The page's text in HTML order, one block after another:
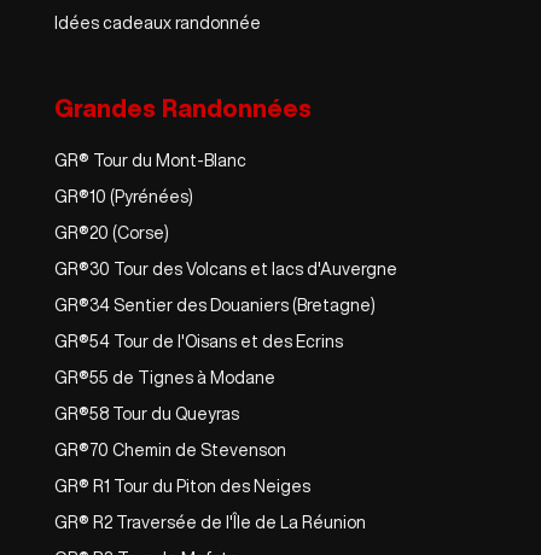
Idées cadeaux randonnée
Grandes Randonnées
GR® Tour du Mont-Blanc
GR®10 (Pyrénées)
GR®20 (Corse)
GR®30 Tour des Volcans et lacs d'Auvergne
GR®34 Sentier des Douaniers (Bretagne)
GR®54 Tour de l'Oisans et des Ecrins
GR®55 de Tignes à Modane
GR®58 Tour du Queyras
GR®70 Chemin de Stevenson
GR® R1 Tour du Piton des Neiges
GR® R2 Traversée de l'Île de La Réunion